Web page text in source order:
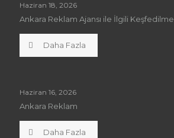
Haziran 18, 2026
Ankara Reklam Ajansı ile İlgili
Daha Fazla
Haziran 16, 2026
Ankara Reklam
Daha Fazla